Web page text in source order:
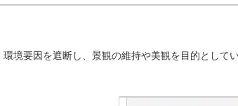
境要因を遮断し、景観の維持や美観を目的として